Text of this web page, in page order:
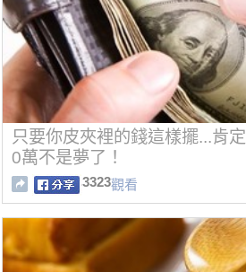
只要你皮夾裡的錢這樣擺...肯
0萬不是夢了！
3323觀看